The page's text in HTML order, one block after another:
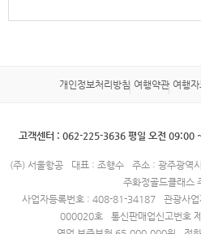
개인정보처리방침 여행약관 여행
고객센터 : 062-225-3636 평일 오전 09:00
(주) 서울항공 대표 : 조행수
주소 : 광주광역
주화정골드클래스
사업자등록번호 : 408-81-34187
관광사
000020호
통신판매업신고번호